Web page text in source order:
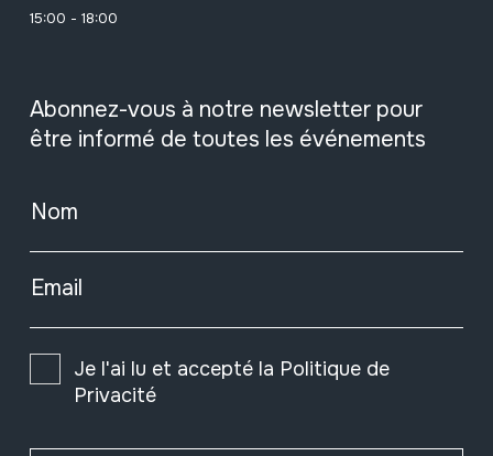
15:00 - 18:00
Abonnez-vous à notre newsletter pour
être informé de toutes les événements
Nom
Email
Je l'ai lu et accepté la Politique de
Privacité